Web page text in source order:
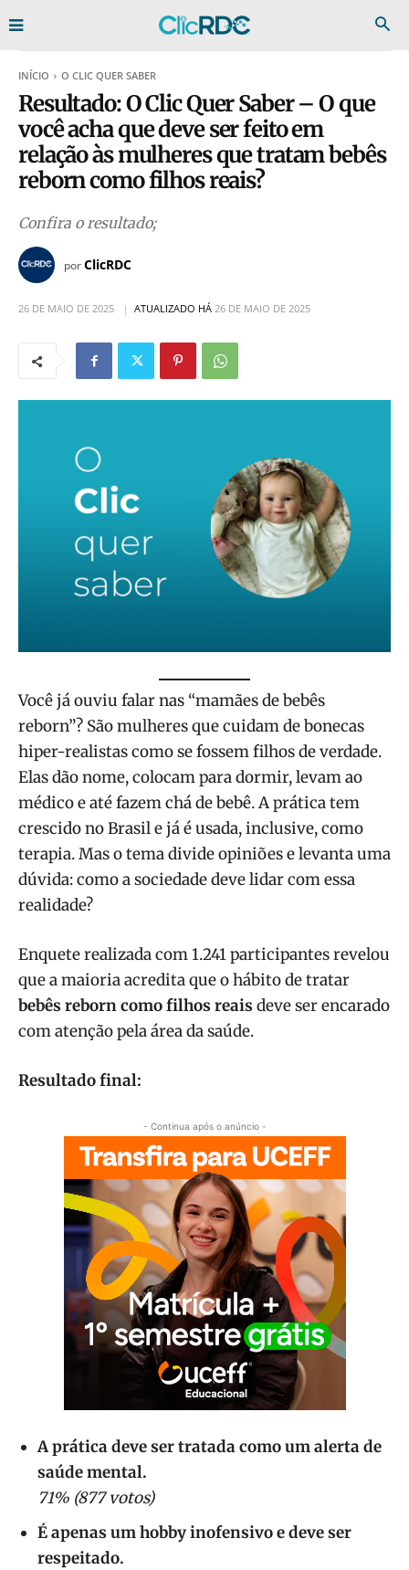
INÍCIO O CLIC QUER SABER
Resultado: O Clic Quer Saber – O que
você acha que deve ser feito em
relação às mulheres que tratam bebês
reborn como filhos reais?
Confira o resultado;
porClicRDC
26 DE MAIO DE 2025 ATUALIZADO HÁ 26 DE MAIO DE 2025
Você já ouviu falar nas “mamães de bebês
reborn”? São mulheres que cuidam de bonecas
hiper-realistas como se fossem filhos de verdade.
Elas dão nome, colocam para dormir, levam ao
médico e até fazem chá de bebê. A prática tem
crescido no Brasil e já é usada, inclusive, como
terapia. Mas o tema divide opiniões e levanta uma
dúvida: como a sociedade deve lidar com essa
realidade?
Enquete realizada com 1.241 participantes revelou
que a maioria acredita que o hábito de tratar
bebês reborn como filhos reais deve ser encarado
com atenção pela área da saúde.
Resultado final:
- Continua após o anúncio -
A prática deve ser tratada como um alerta de
saúde mental.
71% (877 votos)
É apenas um hobby inofensivo e deve ser
respeitado.